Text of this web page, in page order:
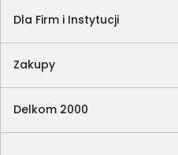
Dla Firm i Instytucji
Zakupy
Delkom 2000